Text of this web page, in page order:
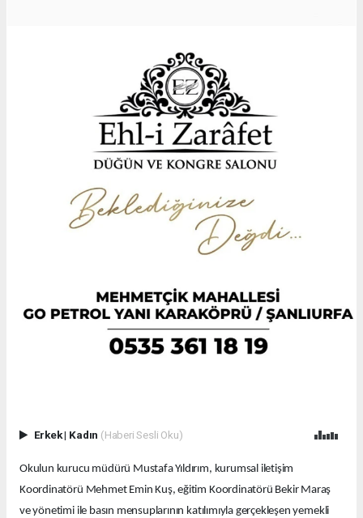
Erkek| Kadın (Haberi Sesli Oku)
Okulun kurucu müdürü Mustafa Yıldırım, kurumsal iletişim
Koordinatörü Mehmet Emin Kuş, eğitim Koordinatörü Bekir Maraş
ve yönetimi ile basın mensuplarının katılımıyla gerçekleşen yemekli